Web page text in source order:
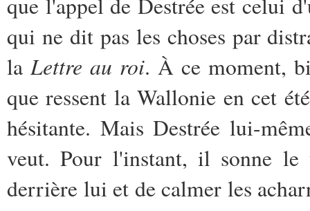
qui ne dit pas les choses par
la Lettre au roi. À ce moment,
que ressent la Wallonie en cet
hésitante. Mais Destrée lui-
veut. Pour l'instant, il sonne le
derrière lui et de calmer les